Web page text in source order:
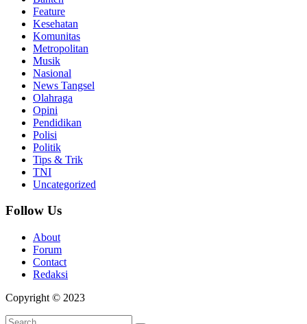
Feature
Kesehatan
Komunitas
Metropolitan
Musik
Nasional
News Tangsel
Olahraga
Opini
Pendidikan
Polisi
Politik
Tips & Trik
TNI
Uncategorized
Follow Us
About
Forum
Contact
Redaksi
Copyright © 2023